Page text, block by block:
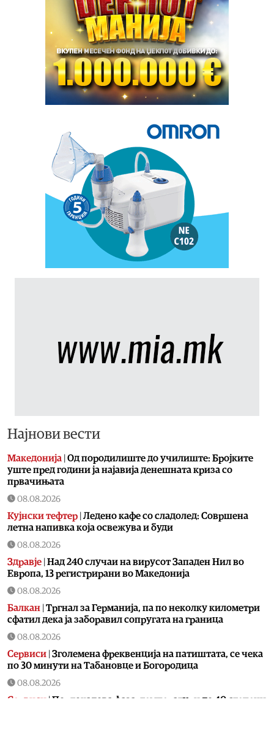
Најнови вести
Македонија Од породилиште до училиште: Бројките
уште пред години ја најавија денешната криза со
првачињата
08.08.2026
Кујнски тефтер Ледено кафе со сладолед: Совршена
летна напивка која освежува и буди
08.08.2026
Здравје Над 240 случаи на вирусот Западен Нил во
Европа, 13 регистрирани во Македонија
08.08.2026
Балкан Тргнал за Германија, па по неколку километри
сфатил дека ја заборавил сопругата на граница
08.08.2026
Сервиси Зголемена фреквенција на патиштата, се чека
по 30 минути на Табановце и Богородица
08.08.2026
Сервиси |Портокалова фаза, температури до 40 степени